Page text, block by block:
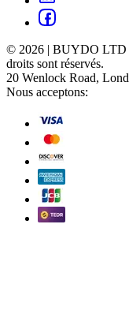
© 2026 | BUYDO LTD
droits sont réservés.
20 Wenlock Road,
Nous acceptons: